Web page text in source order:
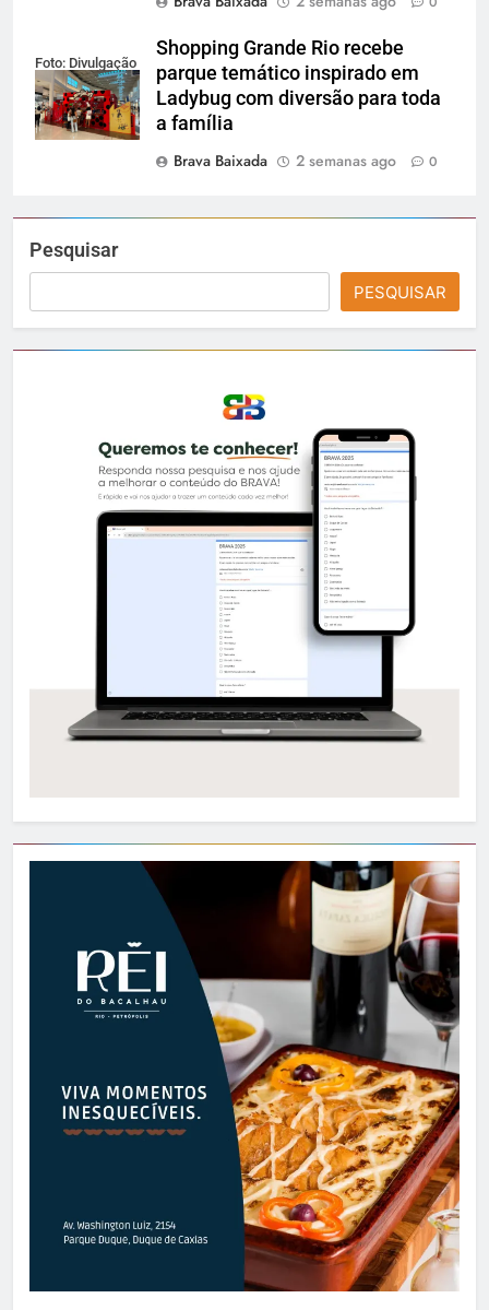
Foto: Divulgação
Shopping Grande Rio recebe
parque temático inspirado em
Ladybug com diversão para toda
a família
Brava Baixada
2 semanas ago 0
Pesquisar
PESQUISAR